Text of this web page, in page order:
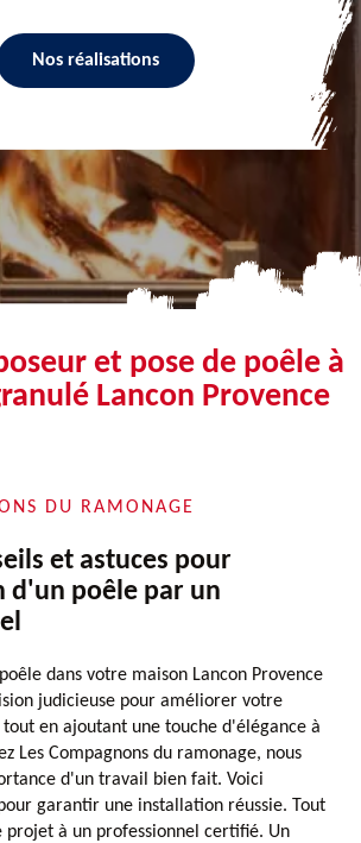
Nos réalisations
et pose de poêle à
Lancon Provence
DU RAMONAGE
et astuces pour
poêle par un
dans votre maison Lancon Provence
judicieuse pour améliorer votre
en ajoutant une touche d'élégance à
Les Compagnons du ramonage, nous
d'un travail bien fait. Voici
garantir une installation réussie. Tout
projet à un professionnel certifié. Un